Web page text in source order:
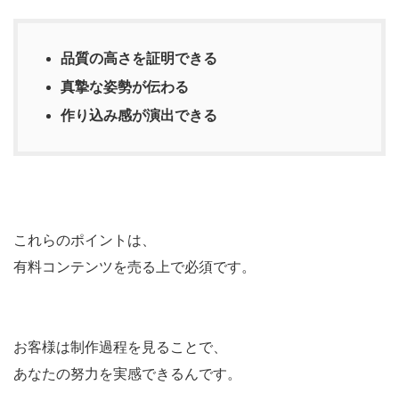
品質の高さを証明できる
真摯な姿勢が伝わる
作り込み感が演出できる
これらのポイントは、
有料コンテンツを売る上で必須です。
お客様は制作過程を見ることで、
あなたの努力を実感できるんです。